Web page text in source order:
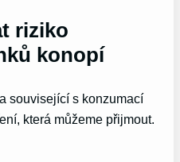
riziko
konopí
související s konzumací
která můžeme přijmout.